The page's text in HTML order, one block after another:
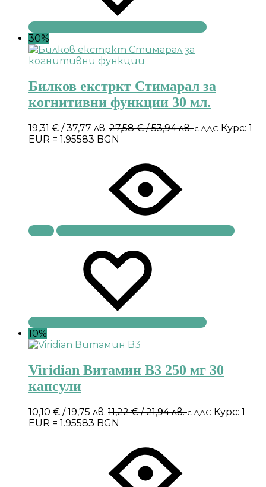
30%
Билков екстркт Стимарал за
когнитивни функции 30 мл.
19,31 € / 37,77 лв. 27,58€/ 53,94 лв.с ДДС Курс: 1
EUR = 1.95583 BGN
Купи
10%
Viridian Витамин B3 250 мг 30
капсули
10,10 € / 19,75 лв. 11,22€/ 21,94 лв.с ДДС Курс: 1
EUR = 1.95583 BGN